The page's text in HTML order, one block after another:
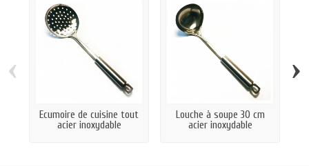
Ecumoire de cuisine tout
acier inoxydable
Louche à soupe 30 cm
acier inoxydable
‹ ›